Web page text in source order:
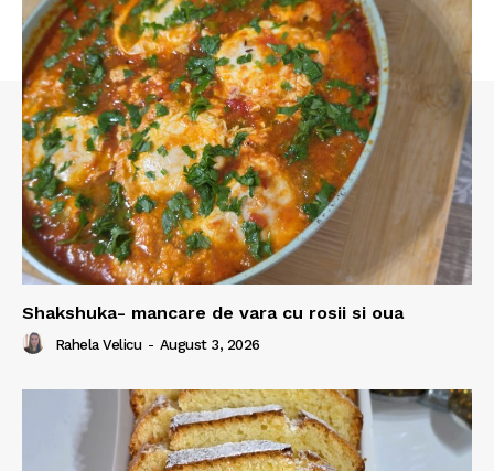
Shakshuka- mancare de vara cu rosii si oua
Rahela Velicu - August 3, 2026